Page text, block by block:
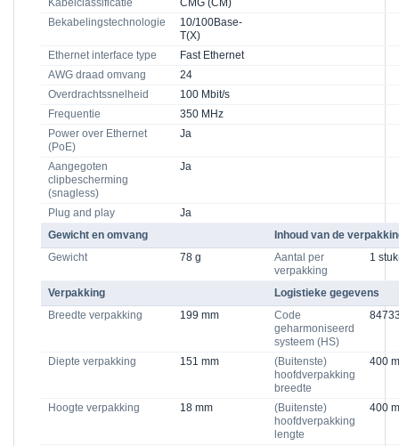
Kabelclassificatie
CMG (CM)
Bekabelingstechnologie
10/100Base-
T(X)
Ethernet interface type
Fast Ethernet
AWG draad omvang
24
Overdrachtssnelheid
100 Mbit/s
Frequentie
350 MHz
Power over Ethernet
(PoE)
Ja
Aangegoten
clipbescherming
(snagless)
Ja
Plug and play
Ja
Gewicht en omvang
Inhoud van de
Gewicht
78 g
Aantal per
verpakking
1
Verpakking
Logistieke gegevens
Breedte verpakking
199 mm
Code
geharmoniseerd
systeem (HS)
Diepte verpakking 151 mm
(Buitenste)
hoofdverpakking
breedte
400
Hoogte verpakking 18 mm
(Buitenste)
hoofdverpakking
lengte
400